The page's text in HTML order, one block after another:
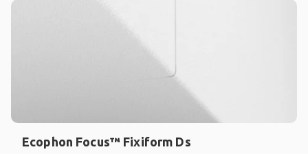
Ecophon Focus™ Fixiform Ds